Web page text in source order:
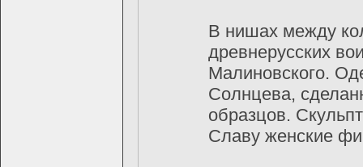
В нишах между
древнерусских
Малиновского.
Солнцева,
образцов.
Славу женские